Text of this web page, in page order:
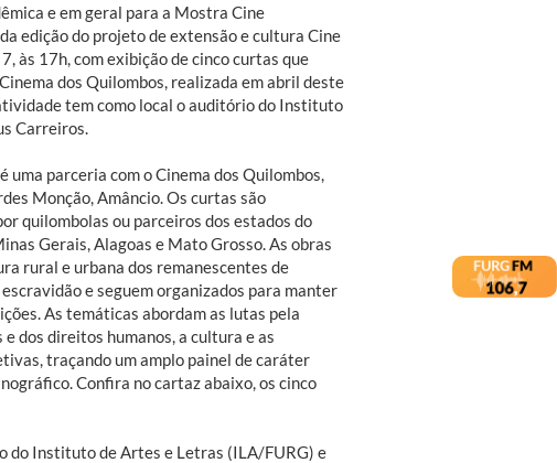
e em geral para a Mostra Cine
edição do projeto de extensão e cultura Cine
às 17h, com exibição de cinco curtas que
dos Quilombos, realizada em abril deste
tem como local o auditório do Instituto
Carreiros.
parceria com o Cinema dos Quilombos,
Monção, Amâncio. Os curtas são
quilombolas ou parceiros dos estados do
Gerais, Alagoas e Mato Grosso. As obras
rural e urbana dos remanescentes de
e seguem organizados para manter
As temáticas abordam as lutas pela
dos direitos humanos, a cultura e as
traçando um amplo painel de caráter
Confira no cartaz abaixo, os cinco
do Instituto de Artes e Letras (ILA/FURG) e